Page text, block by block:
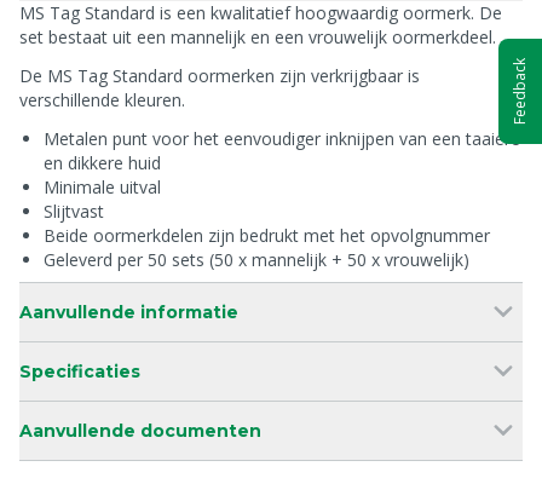
MS Tag Standard is een kwalitatief hoogwaardig oormerk. De
set bestaat uit een mannelijk en een vrouwelijk oormerkdeel.
De MS Tag Standard oormerken zijn verkrijgbaar is
verschillende kleuren.
Metalen punt voor het eenvoudiger inknijpen van een taaiere
en dikkere huid
Minimale uitval
Slijtvast
Beide oormerkdelen zijn bedrukt met het opvolgnummer
Geleverd per 50 sets (50 x mannelijk + 50 x vrouwelijk)
Aanvullende informatie
Specificaties
Aanvullende documenten
Feedback